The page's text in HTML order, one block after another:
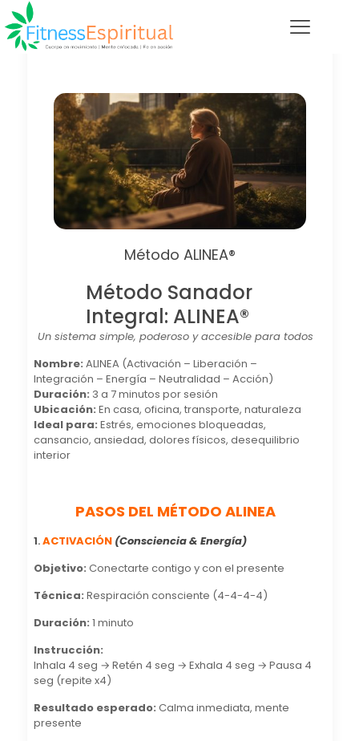
Método ALINEA®
Método Sanador
Integral: ALINEA®
Un sistema simple, poderoso y accesible para todos
Nombre: ALINEA (Activación – Liberación –
Integración – Energía – Neutralidad – Acción)
Duración: 3 a 7 minutos por sesión
Ubicación: En casa, oficina, transporte, naturaleza
Ideal para: Estrés, emociones bloqueadas,
cansancio, ansiedad, dolores físicos, desequilibrio
interior
PASOS DEL MÉTODO ALINEA
1.ACTIVACIÓN (Consciencia & Energía)
Objetivo: Conectarte contigo y con el presente
Técnica: Respiración consciente (4-4-4-4)
Duración: 1 minuto
Instrucción:
Inhala 4 seg → Retén 4 seg → Exhala 4 seg → Pausa 4
seg (repite x4)
Resultado esperado: Calma inmediata, mente
presente